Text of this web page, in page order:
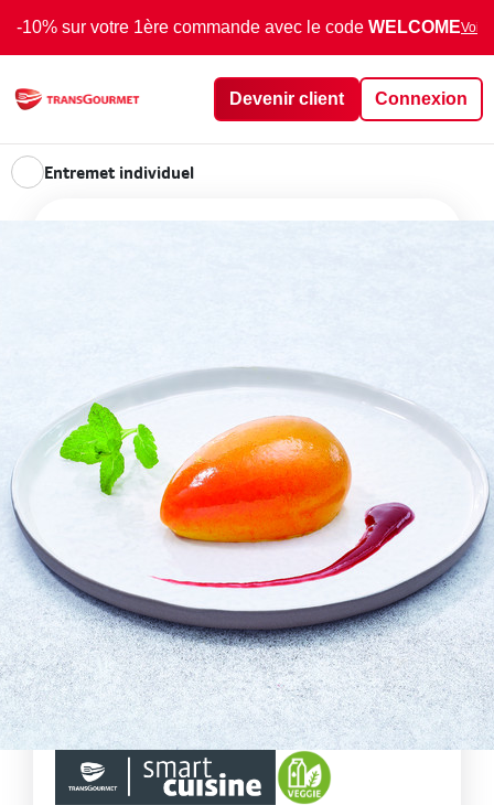
-10% sur votre 1ère commande avec le code WELCOMEVoir
Devenir client Connexion
Entremet individuel